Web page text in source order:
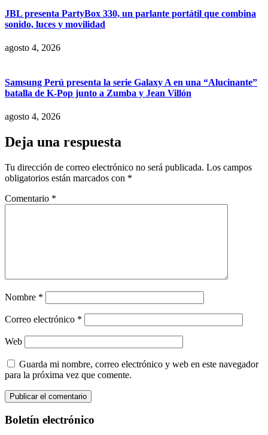
JBL presenta PartyBox 330, un parlante portátil que combina
sonido, luces y movilidad
agosto 4, 2026
Samsung Perú presenta la serie Galaxy A en una “Alucinante”
batalla de K-Pop junto a Zumba y Jean Villón
agosto 4, 2026
Deja una respuesta
Tu dirección de correo electrónico no será publicada. Los campos
obligatorios están marcados con *
Comentario *
Nombre *
Correo electrónico *
Web
Guarda mi nombre, correo electrónico y web en este navegador
para la próxima vez que comente.
Boletín electrónico